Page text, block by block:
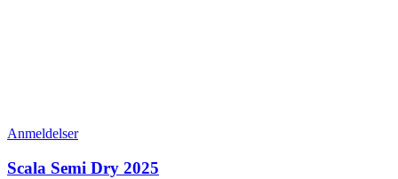
Anmeldelser
Scala Semi Dry 2025